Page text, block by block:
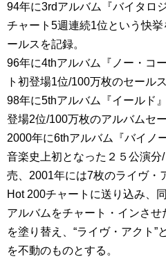
94年に3rdアルバム『バイタロ
チャート5週連続1位という快
ールスを記録。
96年に4thアルバム『ノー・コ
ト初登場1位/100万枚のセール
98年に5thアルバム『イールド
登場2位/100万枚のアルバムセ
2000年に6thアルバム『バイノ
音楽史上初となった２５公演
売、2001年には7枚のライヴ・
Hot 200チャートに送り込み、
アルバムをチャート・インさ
を塗り替え、“ライヴ・アクト
を不動のものとする。